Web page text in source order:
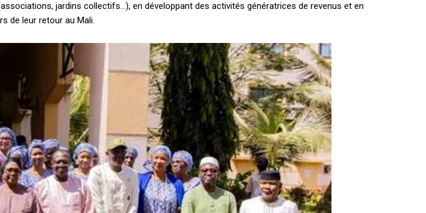
jardins collectifs…), en développant des activités génératrices de revenus et en
de leur retour au Mali.